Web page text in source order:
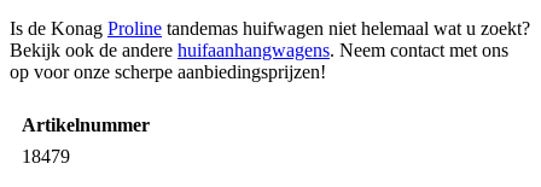
Is de Konag Proline tandemas huifwagen niet helemaal wat u zoekt?
Bekijk ook de andere huifaanhangwagens. Neem contact met ons
op voor onze scherpe aanbiedingsprijzen!
Artikelnummer
18479